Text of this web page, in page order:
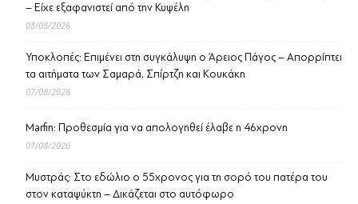
– Είχε εξαφανιστεί από την Κυψέλη
08/08/2026
Υποκλοπές: Επιμένει στη συγκάλυψη ο Άρειος Πάγος – Απορρίπτει
τα αιτήματα των Σαμαρά, Σπίρτζη και Κουκάκη
07/08/2026
Marfin: Προθεσμία για να απολογηθεί έλαβε η 46χρονη
07/08/2026
Μυστράς: Στο εδώλιο ο 55χρονος για τη σορό του πατέρα του
στον καταψύκτη – Δικάζεται στο αυτόφωρο